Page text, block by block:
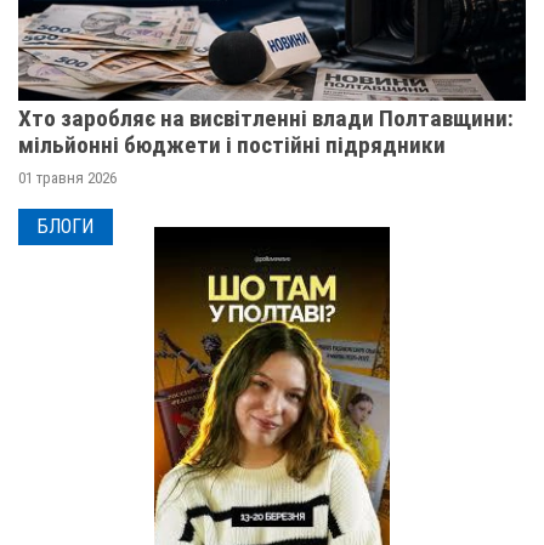
Хто заробляє на висвітленні влади Полтавщини:
мільйонні бюджети і постійні підрядники
01 травня 2026
БЛОГИ